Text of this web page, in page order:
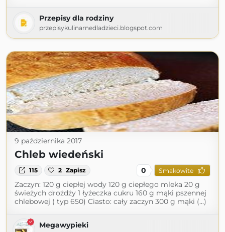
Przepisy dla rodziny
przepisykulinarnedladzieci.blogspot.com
9 października 2017
Chleb wiedeński
115 2 Zapisz 0 Smakowite
Zaczyn: 120 g ciepłej wody 120 g ciepłego mleka 20 g
świeżych drożdży 1 łyżeczka cukru 160 g mąki pszennej
chlebowej ( typ 650) Ciasto: cały zaczyn 300 g mąki (...)
Megawypieki